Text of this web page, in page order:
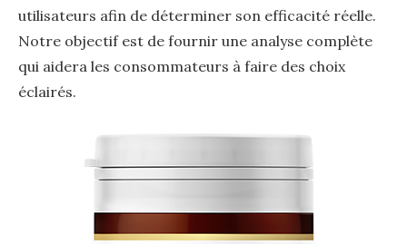
utilisateurs afin de déterminer son efficacité réelle.
Notre objectif est de fournir une analyse complète
qui aidera les consommateurs à faire des choix
éclairés.